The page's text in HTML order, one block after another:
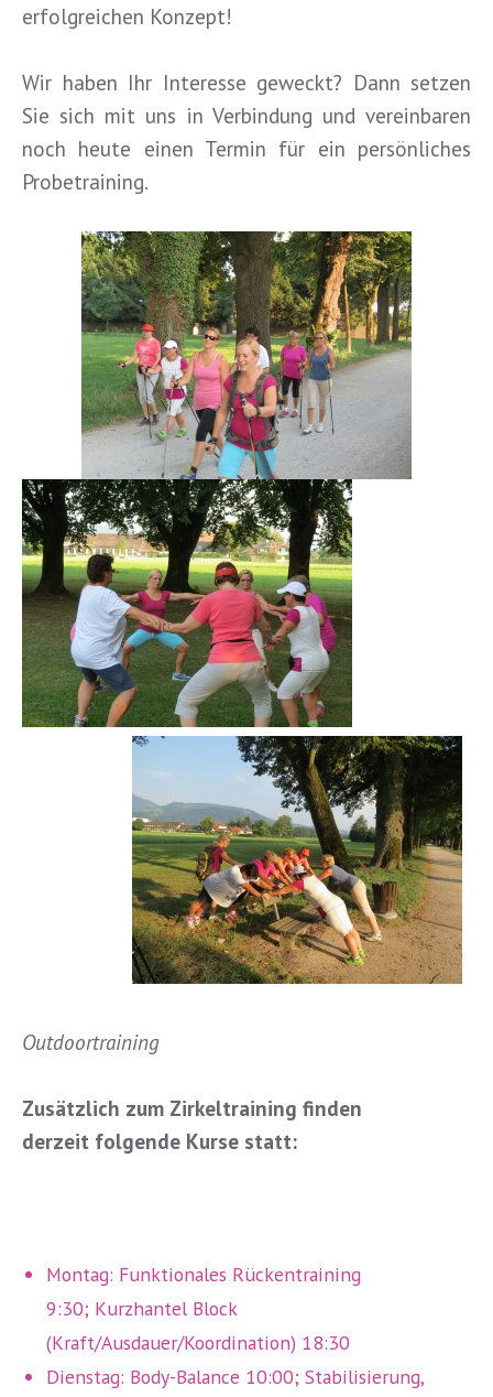
erfolgreichen Konzept!
Wir haben Ihr Interesse geweckt? Dann setzen
Sie sich mit uns in Verbindung und vereinbaren
noch heute einen Termin für ein persönliches
Probetraining.
Outdoortraining
Zusätzlich zum Zirkeltraining finden
derzeit folgende Kurse statt:
Montag: Funktionales Rückentraining
9:30; Kurzhantel Block
(Kraft/Ausdauer/Koordination) 18:30
Dienstag: Body-Balance 10:00; Stabilisierung,